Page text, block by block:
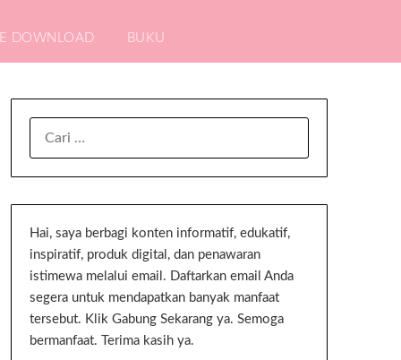
DOWNLOAD BUKU
Hai, saya berbagi konten informatif, edukatif,
inspiratif, produk digital, dan penawaran
istimewa melalui email. Daftarkan email Anda
segera untuk mendapatkan banyak manfaat
tersebut. Klik Gabung Sekarang ya. Semoga
bermanfaat. Terima kasih ya.